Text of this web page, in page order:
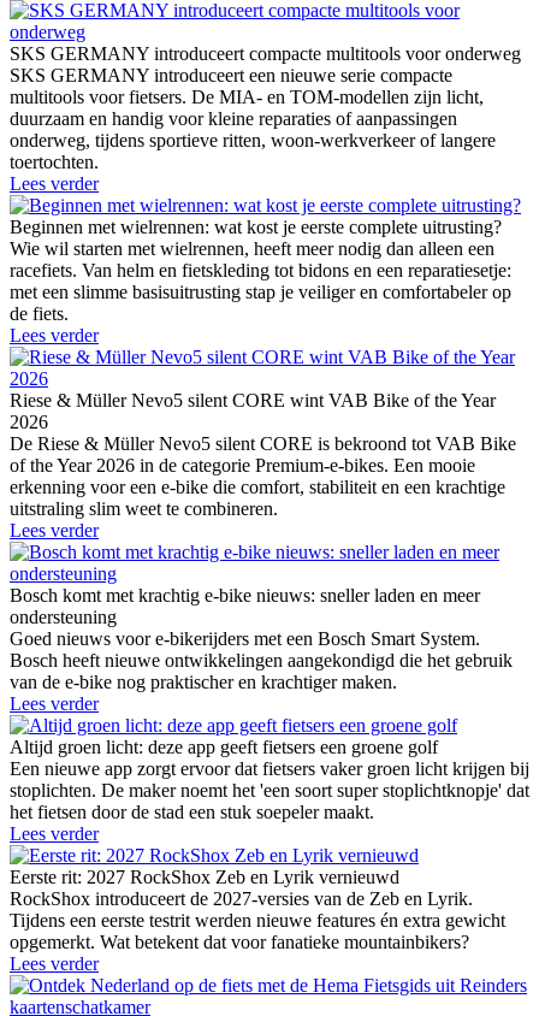
SKS GERMANY introduceert compacte multitools voor onderweg
SKS GERMANY introduceert een nieuwe serie compacte
multitools voor fietsers. De MIA- en TOM-modellen zijn licht,
duurzaam en handig voor kleine reparaties of aanpassingen
onderweg, tijdens sportieve ritten, woon-werkverkeer of langere
toertochten.
Lees verder
Beginnen met wielrennen: wat kost je eerste complete uitrusting?
Wie wil starten met wielrennen, heeft meer nodig dan alleen een
racefiets. Van helm en fietskleding tot bidons en een reparatiesetje:
met een slimme basisuitrusting stap je veiliger en comfortabeler op
de fiets.
Lees verder
Riese & Müller Nevo5 silent CORE wint VAB Bike of the Year
2026
De Riese & Müller Nevo5 silent CORE is bekroond tot VAB Bike
of the Year 2026 in de categorie Premium-e-bikes. Een mooie
erkenning voor een e-bike die comfort, stabiliteit en een krachtige
uitstraling slim weet te combineren.
Lees verder
Bosch komt met krachtig e-bike nieuws: sneller laden en meer
ondersteuning
Goed nieuws voor e-bikerijders met een Bosch Smart System.
Bosch heeft nieuwe ontwikkelingen aangekondigd die het gebruik
van de e-bike nog praktischer en krachtiger maken.
Lees verder
Altijd groen licht: deze app geeft fietsers een groene golf
Een nieuwe app zorgt ervoor dat fietsers vaker groen licht krijgen bij
stoplichten. De maker noemt het 'een soort super stoplichtknopje' dat
het fietsen door de stad een stuk soepeler maakt.
Lees verder
Eerste rit: 2027 RockShox Zeb en Lyrik vernieuwd
RockShox introduceert de 2027-versies van de Zeb en Lyrik.
Tijdens een eerste testrit werden nieuwe features én extra gewicht
opgemerkt. Wat betekent dat voor fanatieke mountainbikers?
Lees verder